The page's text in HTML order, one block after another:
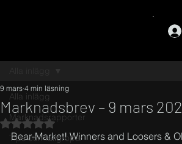
Alla inlägg
Marknadsrapporter
Tips och fallgropar
Marknadsbrev – 9 mars
9 mars 4 min läsning
Betygsatt till NaN av 5 stjärnor.
Bear-Market! Winners and Loosers &